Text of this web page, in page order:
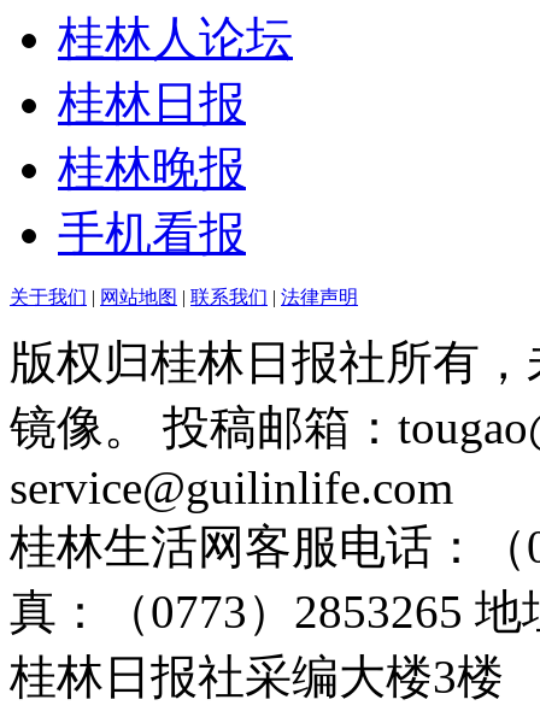
桂林人论坛
桂林日报
桂林晚报
手机看报
关于我们 | 网站地图 | 联系我们 | 法律声明
版权归桂林日报社所有
镜像。 投稿邮箱：
service@guilinlife.com
桂林生活网客服电话：（
真：（0773）2853265
桂林日报社采编大楼3楼